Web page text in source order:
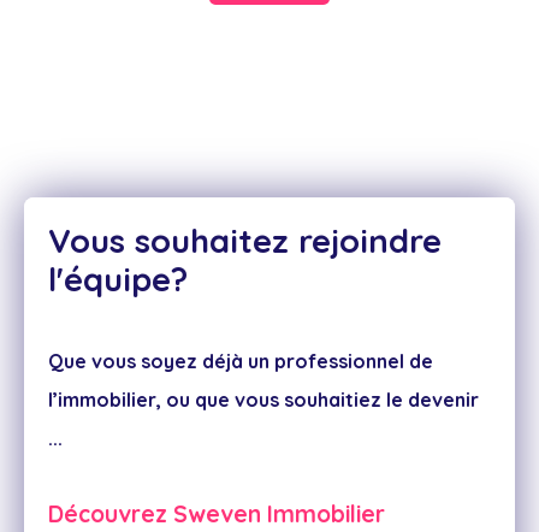
Vous souhaitez rejoindre
l'équipe?
Que vous soyez déjà un professionnel de
l’immobilier, ou que vous souhaitiez le devenir
...
Découvrez Sweven Immobilier